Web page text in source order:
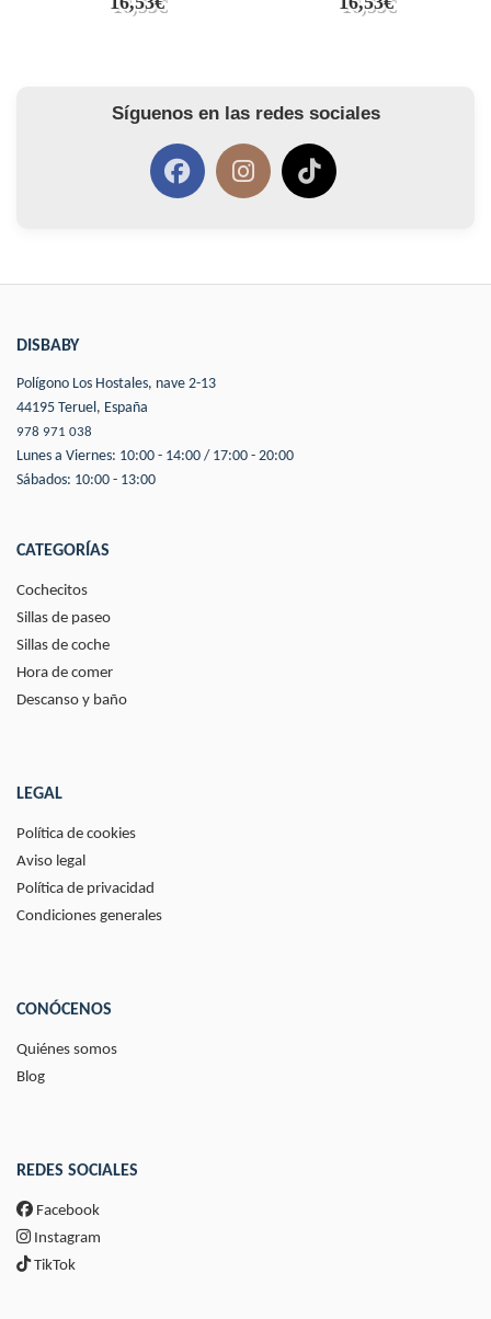
Síguenos en las redes sociales
DISBABY
Polígono Los Hostales, nave 2-13
44195 Teruel, España
978 971 038
Lunes a Viernes: 10:00 - 14:00 / 17:00 - 20:00
Sábados: 10:00 - 13:00
CATEGORÍAS
Cochecitos
Sillas de paseo
Sillas de coche
Hora de comer
Descanso y baño
LEGAL
Política de cookies
Aviso legal
Política de privacidad
Condiciones generales
CONÓCENOS
Quiénes somos
Blog
REDES SOCIALES
Facebook
Instagram
TikTok